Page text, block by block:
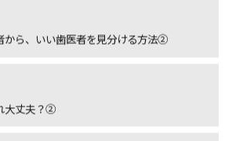
から、いい歯医者を見分ける方法②
大丈夫？②